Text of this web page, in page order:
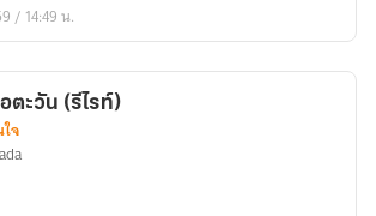
/ 14:49 น.
ตะวัน (รีไรท์)
จ